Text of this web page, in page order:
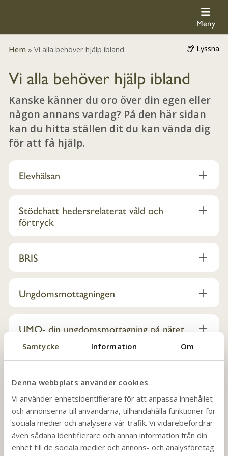
Samtycke Information Om
Denna webbplats använder cookies
Vi använder enhetsidentifierare för att anpassa innehållet
och annonserna till användarna, tillhandahålla funktioner för
sociala medier och analysera vår trafik. Vi vidarebefordrar
även sådana identifierare och annan information från din
enhet till de sociala medier och annons- och analysföretag
Meny
Hem » Vi alla behöver hjälp ibland Lyssna
Vi alla behöver hjälp ibland
Kanske känner du oro över din egen eller
någon annans vardag? På den här sidan
kan du hitta ställen dit du kan vända dig
för att få hjälp.
Elevhälsan
Stödchatt hedersrelaterat våld och
förtryck
BRIS
Ungdomsmottagningen
UMO- din ungdomsmottagning på nätet
Ungarelationer.se
Röda korset- jourhavande kompis
Brottsofferjouren